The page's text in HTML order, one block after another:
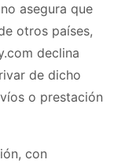
no asegura que
otros países,
declina
de dicho
o prestación
con